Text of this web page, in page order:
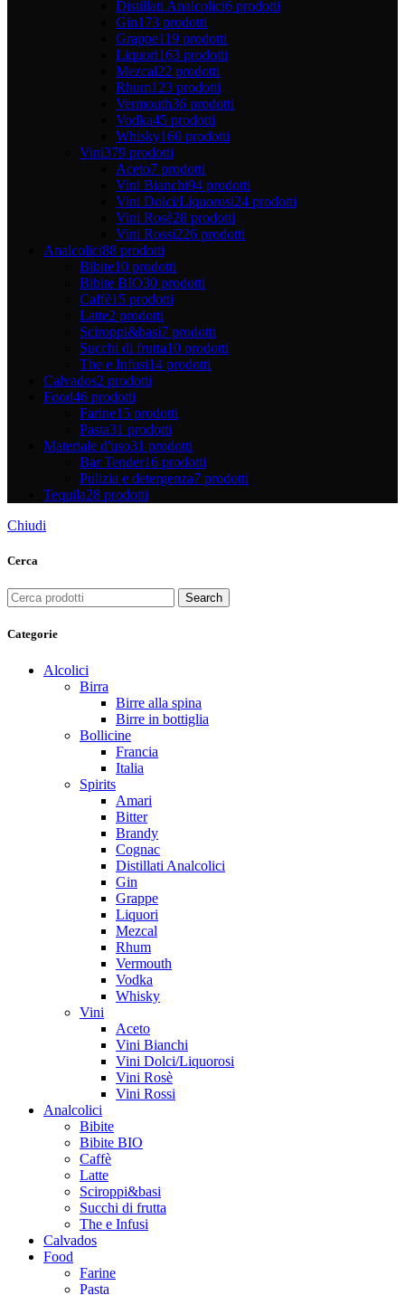
Distillati Analcolici6 prodotti
Gin173 prodotti
Grappe119 prodotti
Liquori163 prodotti
Mezcal22 prodotti
Rhum123 prodotti
Vermouth36 prodotti
Vodka45 prodotti
Whisky160 prodotti
Vini379 prodotti
Aceto7 prodotti
Vini Bianchi94 prodotti
Vini Dolci/Liquorosi24 prodotti
Vini Rosè28 prodotti
Vini Rossi226 prodotti
Analcolici88 prodotti
Bibite10 prodotti
Bibite BIO30 prodotti
Caffè15 prodotti
Latte2 prodotti
Sciroppi&basi7 prodotti
Succhi di frutta10 prodotti
The e Infusi14 prodotti
Calvados2 prodotti
Food46 prodotti
Farine15 prodotti
Pasta31 prodotti
Materiale d'uso31 prodotti
Bar Tender16 prodotti
Pulizia e detergenza7 prodotti
Tequila28 prodotti
Chiudi
Cerca
Search
Categorie
Alcolici
Birra
Birre alla spina
Birre in bottiglia
Bollicine
Francia
Italia
Spirits
Amari
Bitter
Brandy
Cognac
Distillati Analcolici
Gin
Grappe
Liquori
Mezcal
Rhum
Vermouth
Vodka
Whisky
Vini
Aceto
Vini Bianchi
Vini Dolci/Liquorosi
Vini Rosè
Vini Rossi
Analcolici
Bibite
Bibite BIO
Caffè
Latte
Sciroppi&basi
Succhi di frutta
The e Infusi
Calvados
Food
Farine
Pasta